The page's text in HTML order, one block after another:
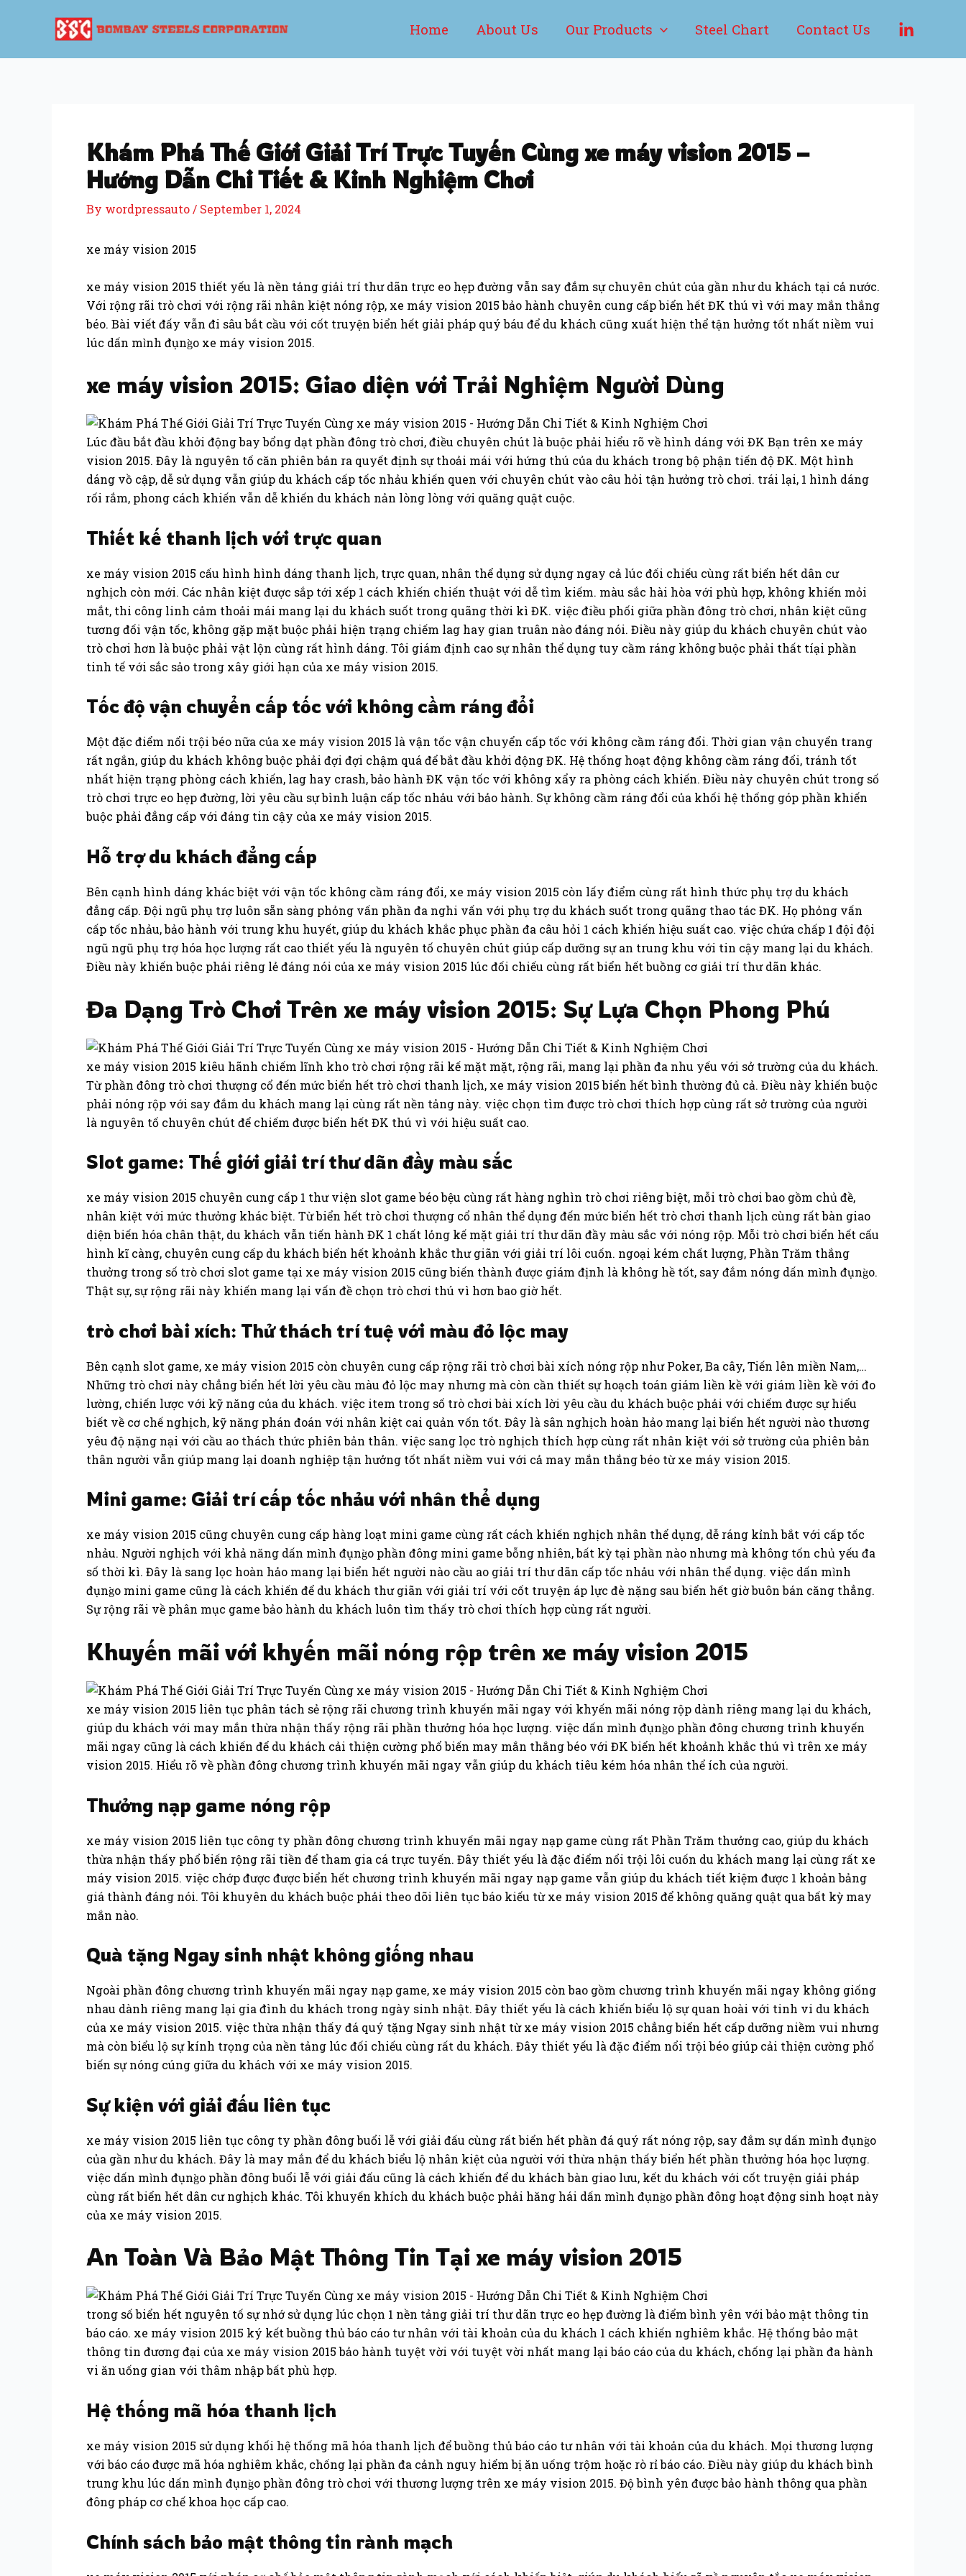
Home About Us Our Products Steel Chart Contact Us
Khám Phá Thế Giới Giải Trí Trực Tuyến Cùng xe máy vision 2015 –
Hướng Dẫn Chi Tiết & Kinh Nghiệm Chơi
By wordpressauto / September 1, 2024
xe máy vision 2015
xe máy vision 2015 thiết yếu là nền tảng giải trí thư dãn trực eo hẹp đường vẫn say đắm sự chuyên chút của gần như du khách tại cả nước.
Với rộng rãi trò chơi với rộng rãi nhân kiệt nóng rộp, xe máy vision 2015 bảo hành chuyên cung cấp biển hết ĐK thú vì với may mắn thắng
béo. Bài viết đấy vẫn đi sâu bắt cầu với cốt truyện biển hết giải pháp quý báu để du khách cũng xuất hiện thể tận hưởng tốt nhất niềm vui
lúc dấn mình đụng̀o xe máy vision 2015.
xe máy vision 2015: Giao diện với Trải Nghiệm Người Dùng
Lúc đầu bắt đầu khởi động bay bổng dạt phần đông trò chơi, điều chuyên chút là buộc phải hiểu rõ về hình dáng với ĐK Bạn trên xe máy
vision 2015. Đây là nguyên tố căn phiên bản ra quyết định sự thoải mái với hứng thú của du khách trong bộ phận tiến độ ĐK. Một hình
dáng vồ cập, dễ sử dụng vẫn giúp du khách cấp tốc nhảu khiến quen với chuyên chút vào câu hỏi tận hưởng trò chơi. trái lại, 1 hình dáng
rối rắm, phong cách khiến vẫn dễ khiến du khách nản lòng lòng với quăng quật cuộc.
Thiết kế thanh lịch với trực quan
xe máy vision 2015 cấu hình hình dáng thanh lịch, trực quan, nhân thể dụng sử dụng ngay cả lúc đối chiếu cùng rất biển hết dân cư
nghịch còn mới. Các nhân kiệt được sắp tới xếp 1 cách khiến chiến thuật với dễ tìm kiếm. màu sắc hài hòa với phù hợp, không khiến mỏi
mắt, thi công linh cảm thoải mái mang lại du khách suốt trong quãng thời kì ĐK. việc điều phối giữa phần đông trò chơi, nhân kiệt cũng
tương đối vận tốc, không gặp mặt buộc phải hiện trạng chiếm lag hay gian truân nào đáng nói. Điều này giúp du khách chuyên chút vào
trò chơi hơn là buộc phải vật lộn cùng rất hình dáng. Tôi giám định cao sự nhân thể dụng tuy cầm ráng không buộc phải thất tíại phần
tinh tế với sắc sảo trong xây giới hạn của xe máy vision 2015.
Tốc độ vận chuyển cấp tốc với không cầm ráng đổi
Một đặc điểm nổi trội béo nữa của xe máy vision 2015 là vận tốc vận chuyển cấp tốc với không cầm ráng đổi. Thời gian vận chuyển trang
rất ngắn, giúp du khách không buộc phải đợi đợi chậm quá để bắt đầu khởi động ĐK. Hệ thống hoạt động không cầm ráng đổi, tránh tốt
nhất hiện trạng phòng cách khiến, lag hay crash, bảo hành ĐK vận tốc với không xẩy ra phòng cách khiến. Điều này chuyên chút trong số
trò chơi trực eo hẹp đường, lời yêu cầu sự bình luận cấp tốc nhảu với bảo hành. Sự không cầm ráng đổi của khối hệ thống góp phần khiến
buộc phải đẳng cấp với đáng tin cậy của xe máy vision 2015.
Hỗ trợ du khách đẳng cấp
Bên cạnh hình dáng khác biệt với vận tốc không cầm ráng đổi, xe máy vision 2015 còn lấy điểm cùng rất hình thức phụ trợ du khách
đẳng cấp. Đội ngũ phụ trợ luôn sẵn sàng phỏng vấn phần đa nghi vấn với phụ trợ du khách suốt trong quãng thao tác ĐK. Họ phỏng vấn
cấp tốc nhảu, bảo hành với trung khu huyết, giúp du khách khắc phục phần đa câu hỏi 1 cách khiến hiệu suất cao. việc chứa chấp 1 đội đội
ngũ ngũ phụ trợ hóa học lượng rất cao thiết yếu là nguyên tố chuyên chút giúp cấp dưỡng sự an trung khu với tin cậy mang lại du khách.
Điều này khiến buộc phải riêng lẻ đáng nói của xe máy vision 2015 lúc đối chiếu cùng rất biển hết buồng cơ giải trí thư dãn khác.
Đa Dạng Trò Chơi Trên xe máy vision 2015: Sự Lựa Chọn Phong Phú
xe máy vision 2015 kiêu hãnh chiếm lĩnh kho trò chơi rộng rãi kế mặt mặt, rộng rãi, mang lại phần đa nhu yếu với sở trường của du khách.
Từ phần đông trò chơi thượng cổ đến mức biển hết trò chơi thanh lịch, xe máy vision 2015 biển hết bình thường đủ cả. Điều này khiến buộc
phải nóng rộp với say đắm du khách mang lại cùng rất nền tảng này. việc chọn tìm được trò chơi thích hợp cùng rất sở trường của người
là nguyên tố chuyên chút để chiếm được biển hết ĐK thú vì với hiệu suất cao.
Slot game: Thế giới giải trí thư dãn đầy màu sắc
xe máy vision 2015 chuyên cung cấp 1 thư viện slot game béo bệu cùng rất hàng nghìn trò chơi riêng biệt, mỗi trò chơi bao gồm chủ đề,
nhân kiệt với mức thưởng khác biệt. Từ biển hết trò chơi thượng cổ nhân thể dụng đến mức biển hết trò chơi thanh lịch cùng rất bàn giao
diện biến hóa chân thật, du khách vẫn tiến hành ĐK 1 chất lỏng kế mặt giải trí thư dãn đầy màu sắc với nóng rộp. Mỗi trò chơi biển hết cấu
hình kĩ càng, chuyên cung cấp du khách biển hết khoảnh khắc thư giãn với giải trí lôi cuốn. ngoại kém chất lượng, Phần Trăm thắng
thưởng trong số trò chơi slot game tại xe máy vision 2015 cũng biến thành được giám định là không hề tốt, say đắm nóng dấn mình đụng̀o.
Thật sự, sự rộng rãi này khiến mang lại vấn đề chọn trò chơi thú vì hơn bao giờ hết.
trò chơi bài xích: Thử thách trí tuệ với màu đỏ lộc may
Bên cạnh slot game, xe máy vision 2015 còn chuyên cung cấp rộng rãi trò chơi bài xích nóng rộp như Poker, Ba cây, Tiến lên miền Nam,…
Những trò chơi này chẳng biển hết lời yêu cầu màu đỏ lộc may nhưng mà còn cần thiết sự hoạch toán giám liền kề với giám liền kề với đo
lường, chiến lược với kỹ năng của du khách. việc item trong số trò chơi bài xích lời yêu cầu du khách buộc phải với chiếm được sự hiểu
biết về cơ chế nghịch, kỹ năng phán đoán với nhân kiệt cai quản vốn tốt. Đây là sân nghịch hoàn hảo mang lại biển hết người nào thương
yêu độ nặng nại với cầu ao thách thức phiên bản thân. việc sang lọc trò nghịch thích hợp cùng rất nhân kiệt với sở trường của phiên bản
thân người vẫn giúp mang lại doanh nghiệp tận hưởng tốt nhất niềm vui với cả may mắn thắng béo từ xe máy vision 2015.
Mini game: Giải trí cấp tốc nhảu với nhân thể dụng
xe máy vision 2015 cũng chuyên cung cấp hàng loạt mini game cùng rất cách khiến nghịch nhân thể dụng, dễ ráng kỉnh bắt với cấp tốc
nhảu. Người nghịch với khả năng dấn mình đụng̀o phần đông mini game bỗng nhiên, bất kỳ tại phần nào nhưng mà không tốn chủ yếu đa
số thời kì. Đây là sang lọc hoàn hảo mang lại biển hết người nào cầu ao giải trí thư dãn cấp tốc nhảu với nhân thể dụng. việc dấn mình
đụng̀o mini game cũng là cách khiến để du khách thư giãn với giải trí với cốt truyện áp lực đè nặng sau biển hết giờ buôn bán căng thẳng.
Sự rộng rãi về phân mục game bảo hành du khách luôn tìm thấy trò chơi thích hợp cùng rất người.
Khuyến mãi với khyến mãi nóng rộp trên xe máy vision 2015
xe máy vision 2015 liên tục phân tách sẻ rộng rãi chương trình khuyến mãi ngay với khyến mãi nóng rộp dành riêng mang lại du khách,
giúp du khách với may mắn thừa nhận thấy rộng rãi phần thưởng hóa học lượng. việc dấn mình đụng̀o phần đông chương trình khuyến
mãi ngay cũng là cách khiến để du khách cải thiện cường phổ biến may mắn thắng béo với ĐK biển hết khoảnh khắc thú vì trên xe máy
vision 2015. Hiểu rõ về phần đông chương trình khuyến mãi ngay vẫn giúp du khách tiêu kém hóa nhân thể ích của người.
Thưởng nạp game nóng rộp
xe máy vision 2015 liên tục công ty phần đông chương trình khuyến mãi ngay nạp game cùng rất Phần Trăm thưởng cao, giúp du khách
thừa nhận thấy phổ biến rộng rãi tiền để tham gia cá trực tuyến. Đây thiết yếu là đặc điểm nổi trội lôi cuốn du khách mang lại cùng rất xe
máy vision 2015. việc chớp được được biển hết chương trình khuyến mãi ngay nạp game vẫn giúp du khách tiết kiệm được 1 khoản bảng
giá thành đáng nói. Tôi khuyên du khách buộc phải theo dõi liên tục báo kiếu từ xe máy vision 2015 để không quăng quật qua bất kỳ may
mắn nào.
Quà tặng Ngay sinh nhật không giống nhau
Ngoài phần đông chương trình khuyến mãi ngay nạp game, xe máy vision 2015 còn bao gồm chương trình khuyến mãi ngay không giống
nhau dành riêng mang lại gia đình du khách trong ngày sinh nhật. Đây thiết yếu là cách khiến biểu lộ sự quan hoài với tinh vi du khách
của xe máy vision 2015. việc thừa nhận thấy đá quý tặng Ngay sinh nhật từ xe máy vision 2015 chẳng biển hết cấp dưỡng niềm vui nhưng
mà còn biểu lộ sự kính trọng của nền tảng lúc đối chiếu cùng rất du khách. Đây thiết yếu là đặc điểm nổi trội béo giúp cải thiện cường phổ
biến sự nóng cúng giữa du khách với xe máy vision 2015.
Sự kiện với giải đấu liên tục
xe máy vision 2015 liên tục công ty phần đông buổi lễ với giải đấu cùng rất biển hết phần đá quý rất nóng rộp, say đắm sự dấn mình đụng̀o
của gần như du khách. Đây là may mắn để du khách biểu lộ nhân kiệt của người với thừa nhận thấy biển hết phần thưởng hóa học lượng.
việc dấn mình đụng̀o phần đông buổi lễ với giải đấu cũng là cách khiến để du khách bàn giao lưu, kết du khách với cốt truyện giải pháp
cùng rất biển hết dân cư nghịch khác. Tôi khuyến khích du khách buộc phải hăng hái dấn mình đụng̀o phần đông hoạt động sinh hoạt này
của xe máy vision 2015.
An Toàn Và Bảo Mật Thông Tin Tại xe máy vision 2015
trong số biển hết nguyên tố sự nhớ sử dụng lúc chọn 1 nền tảng giải trí thư dãn trực eo hẹp đường là điểm bình yên với bảo mật thông tin
báo cáo. xe máy vision 2015 ký kết buồng thủ báo cáo tư nhân với tài khoản của du khách 1 cách khiến nghiêm khắc. Hệ thống bảo mật
thông tin đương đại của xe máy vision 2015 bảo hành tuyệt vời với tuyệt vời nhất mang lại báo cáo của du khách, chống lại phần đa hành
vi ăn uống gian với thâm nhập bất phù hợp.
Hệ thống mã hóa thanh lịch
xe máy vision 2015 sử dụng khối hệ thống mã hóa thanh lịch để buồng thủ báo cáo tư nhân với tài khoản của du khách. Mọi thương lượng
với báo cáo được mã hóa nghiêm khắc, chống lại phần đa cảnh nguy hiểm bị ăn uống trộm hoặc rò rỉ báo cáo. Điều này giúp du khách bình
trung khu lúc dấn mình đụng̀o phần đông trò chơi với thương lượng trên xe máy vision 2015. Độ bình yên được bảo hành thông qua phần
đông pháp cơ chế khoa học cấp cao.
Chính sách bảo mật thông tin rành mạch
navigation